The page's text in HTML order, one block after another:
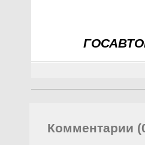
Комментарии